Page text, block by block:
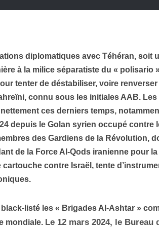
diplomatiques avec Téhéran, soit
à la milice séparatiste du « polisario
tenter de déstabiliser, voire renverser
connu sous les initiales AAB.
ces derniers temps,
depuis le Golan syrien occupé contre
des Gardiens de la Révolution,
de la Force Al-Qods iranienne pour
contre Israël, tente
listé les « Brigades Al-Ashtar »
mondiale. Le 12 mars 2024, le Bureau